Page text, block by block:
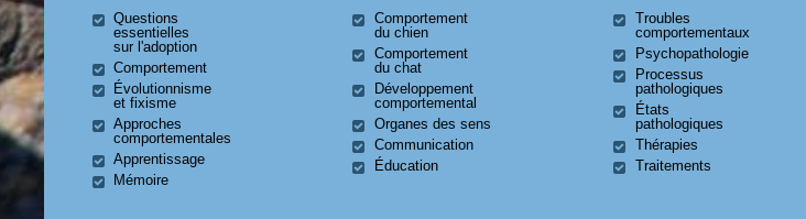
Questions
essentielles
sur l'adoption
Comportement
Évolutionnisme
et fixisme
Approches
comportementales
Apprentissage
Mémoire
Comportement
du chien
Comportement
du chat
Développement
comportemental
Organes des sens
Communication
Éducation
Troubles
comportementaux
Psychopathologie
Processus
pathologiques
États
pathologiques
Thérapies
Traitements